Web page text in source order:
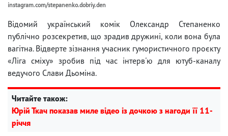
instagram.com/stepanenko.dobriy.den
Відомий український комік Олександр Степаненко
публічно розсекретив, що зрадив дружині, коли вона була
вагітна. Відверте зізнання учасник гумористичного проєкту
«Ліга сміху» зробив під час інтерв'ю для ютуб-каналу
ведучого Слави Дьоміна.
Читайте також:
Юрій Ткач показав миле відео із дочкою з нагоди її 11-
річчя